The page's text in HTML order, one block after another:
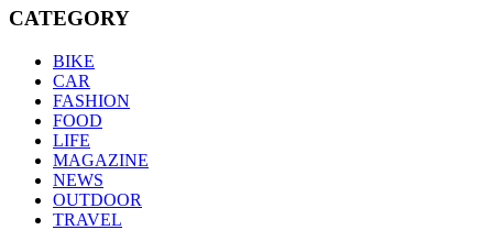
CATEGORY
BIKE
CAR
FASHION
FOOD
LIFE
MAGAZINE
NEWS
OUTDOOR
TRAVEL